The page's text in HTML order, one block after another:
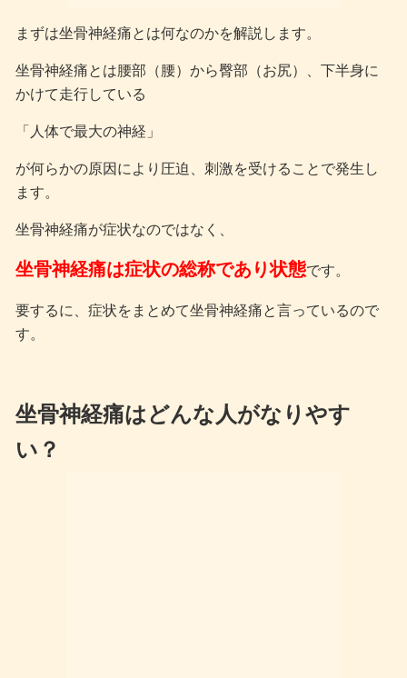
まずは坐骨神経痛とは何なのかを解説します。
坐骨神経痛とは腰部（腰）から臀部（お尻）、下半身に
かけて走行している
「人体で最大の神経」
が何らかの原因により圧迫、刺激を受けることで発生し
ます。
坐骨神経痛が症状なのではなく、
坐骨神経痛は症状の総称であり状態です。
要するに、症状をまとめて坐骨神経痛と言っているので
す。
坐骨神経痛はどんな人がなりやす
い？